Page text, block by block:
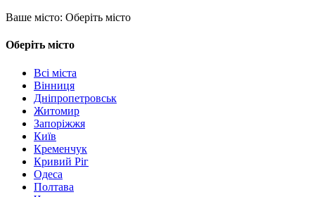
Ваше місто: Оберіть місто
Оберіть місто
Всі міста
Вінниця
Дніпропетровськ
Житомир
Запоріжжя
Київ
Кременчук
Кривий Ріг
Одеса
Полтава